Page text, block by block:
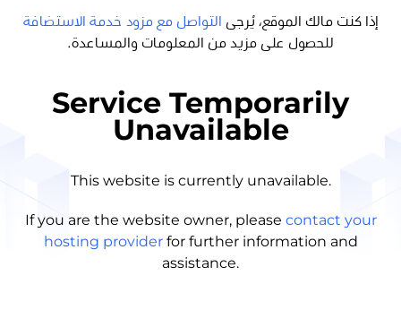
إذا كنت مالك الموقع، يُرجى
التواصل مع مزود خدمة الاستضافة
للحصول على مزيد من المعلومات والمساعدة.
Service Temporarily
Unavailable
This website is currently unavailable.
If you are the website owner, please contact your
hosting provider for further information and
assistance.